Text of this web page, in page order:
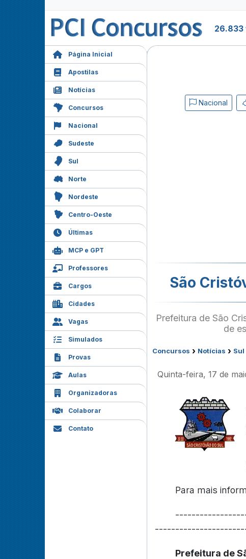
26.833
Página Inicial
Apostilas
Notícias
Concursos
Nacional
Sudeste
Sul
Norte
Nordeste
Centro-Oeste
Últimas
MCP e GPT
Professores
Cargos
Cidades
Vagas
Simulados
Provas
Aulas
Organizadoras
Colaborar
Contato
Nacional
São
Prefeitura de São
de
Concursos › Notícias › Sul
Quinta-feira, 17 de
Para mais
Prefeitura de